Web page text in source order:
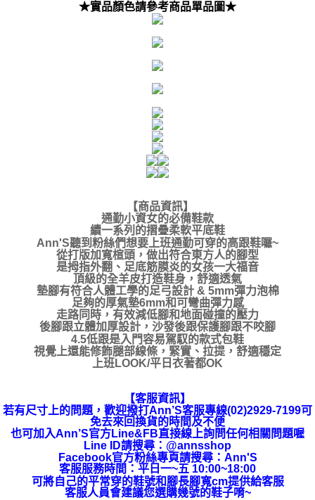
★實品顏色請參考商品單品圖★
【商品資訊】
通勤小資女的必備鞋款
續一系列的摺疊柔軟平底鞋
Ann'S聽到粉絲們想要上班通勤可穿的高跟鞋囉~
從打版加寬楦頭，做出符合東方人的腳型
是拇指外翻、足底筋膜炎的女孩一大福音
頂級的全羊皮打造鞋身，舒適透氣
墊腳有符合人體工學的足弓設計 & 5mm彈力泡棉
足夠的厚氣墊6mm和可彎曲彈力感
走路同時，有效減低腳和地面碰撞的壓力
後腳跟立體加厚設計，沙發後跟保護腳跟不咬腳
4.5低跟是入門容易駕馭的款式包鞋
視覺上還能修飾腿部線條，緊實、拉提，舒適穩定
上班LOOK/平日衣著都OK
【客服資訊】
若有尺寸上的問題，歡迎撥打Ann’S客服專線(02)2929-7199可
免去來回換貨的時間及不便
也可加入Ann’S官方Line&FB直接線上詢問任何相關問題喔
Line ID請搜尋：@annsshop
Facebook官方粉絲專頁請搜尋：Ann'S
客服服務時間：平日一~五 10:00~18:00
可將自己的平常穿的鞋號和腳長腳寬cm提供給客服
客服人員會建議您選購幾號的鞋子唷~